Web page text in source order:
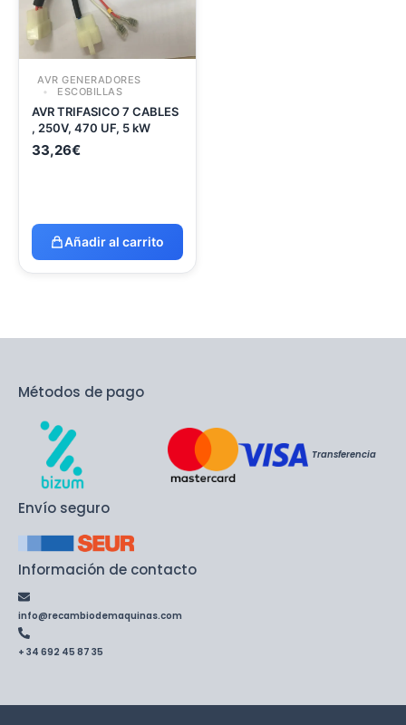
AVR GENERADORES
ESCOBILLAS
AVR TRIFASICO 7 CABLES
, 250V, 470 UF, 5 kW
33,26€
Añadir al carrito
Métodos de pago
Transferencia
Envío seguro
Información de contacto
info@recambiodemaquinas.com
+ 34 692 45 87 35